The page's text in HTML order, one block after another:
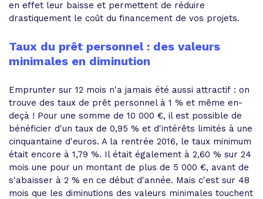
en effet leur baisse et permettent de réduire
drastiquement le coût du financement de vos projets.
Taux du prêt personnel : des valeurs
minimales en diminution
Emprunter sur 12 mois n'a jamais été aussi attractif : on
trouve des taux de prêt personnel à 1 % et même en-
deçà ! Pour une somme de 10 000 €, il est possible de
bénéficier d'un taux de 0,95 % et d'intérêts limités à une
cinquantaine d'euros. A la rentrée 2016, le taux minimum
était encore à 1,79 %. Il était également à 2,60 % sur 24
mois une pour un montant de plus de 5 000 €, avant de
s'abaisser à 2 % en ce début d'année. Mais c'est sur 48
mois que les diminutions des valeurs minimales touchent